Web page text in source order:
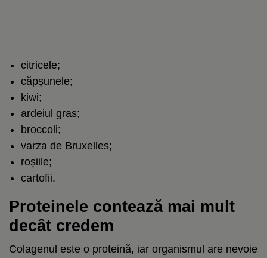
citricele;
căpșunele;
kiwi;
ardeiul gras;
broccoli;
varza de Bruxelles;
roșiile;
cartofii.
Proteinele contează mai mult
decât credem
Colagenul este o proteină, iar organismul are nevoie